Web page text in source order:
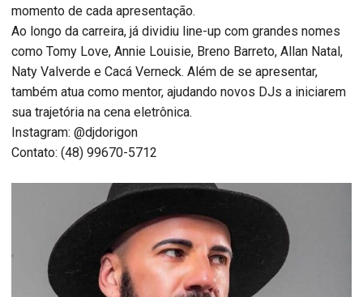
momento de cada apresentação.
Ao longo da carreira, já dividiu line-up com grandes nomes
como Tomy Love, Annie Louisie, Breno Barreto, Allan Natal,
Naty Valverde e Cacá Verneck. Além de se apresentar,
também atua como mentor, ajudando novos DJs a iniciarem
sua trajetória na cena eletrônica.
Instagram: @djdorigon
Contato: (48) 99670-5712